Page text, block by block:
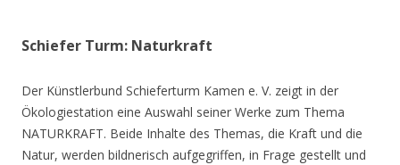
Schiefer Turm: Naturkraft
Der Künstlerbund Schieferturm Kamen e. V. zeigt in der
Ökologiestation eine Auswahl seiner Werke zum Thema
NATURKRAFT. Beide Inhalte des Themas, die Kraft und die
Natur, werden bildnerisch aufgegriffen, in Frage gestellt und